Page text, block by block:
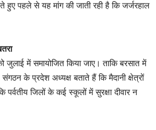
पहले से यह मांग की जाती रही है कि जर्जरहाल
जुलाई में समायोजित किया जाए। ताकि बरसात में
के प्रदेश अध्यक्ष बताते हैं कि मैदानी क्षेत्रों
जिलों के कई स्कूलों में सुरक्षा दीवार न